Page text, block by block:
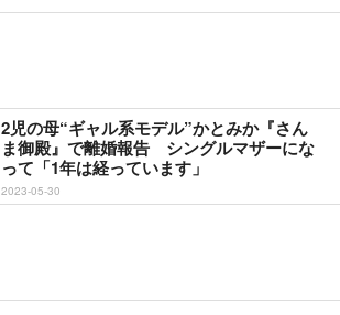
2児の母“ギャル系モデル”かとみか『さん
ま御殿』で離婚報告 シングルマザーにな
って「1年は経っています」
2023-05-30